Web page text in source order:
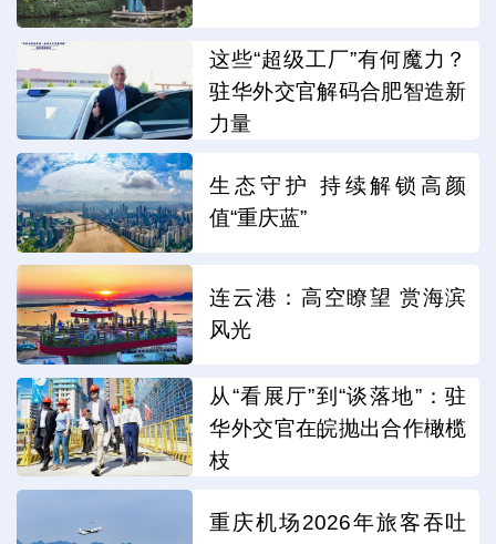
这些“超级工厂”有何魔力？
驻华外交官解码合肥智造新
力量
生态守护 持续解锁高颜
值“重庆蓝”
连云港：高空瞭望 赏海滨
风光
从“看展厅”到“谈落地”：驻
华外交官在皖抛出合作橄榄
枝
重庆机场2026年旅客吞吐